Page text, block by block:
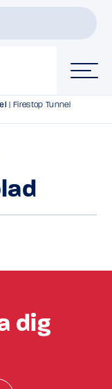
Firestop Tunnel
dig